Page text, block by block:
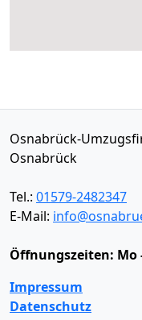
Osnabrück-
Osnabrück
Tel.: 01579-2482347
E-Mail:
Öffnungszeiten: Mo
Impressum
Datenschutz